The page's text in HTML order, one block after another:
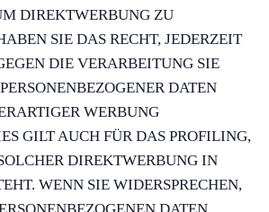
DIREKTWERBUNG ZU
SIE DAS RECHT, JEDERZEIT
DIE VERARBEITUNG SIE
DATEN
WERBUNG
GILT AUCH FÜR DAS PROFILING,
DIREKTWERBUNG IN
WENN SIE WIDERSPRECHEN,
DATEN